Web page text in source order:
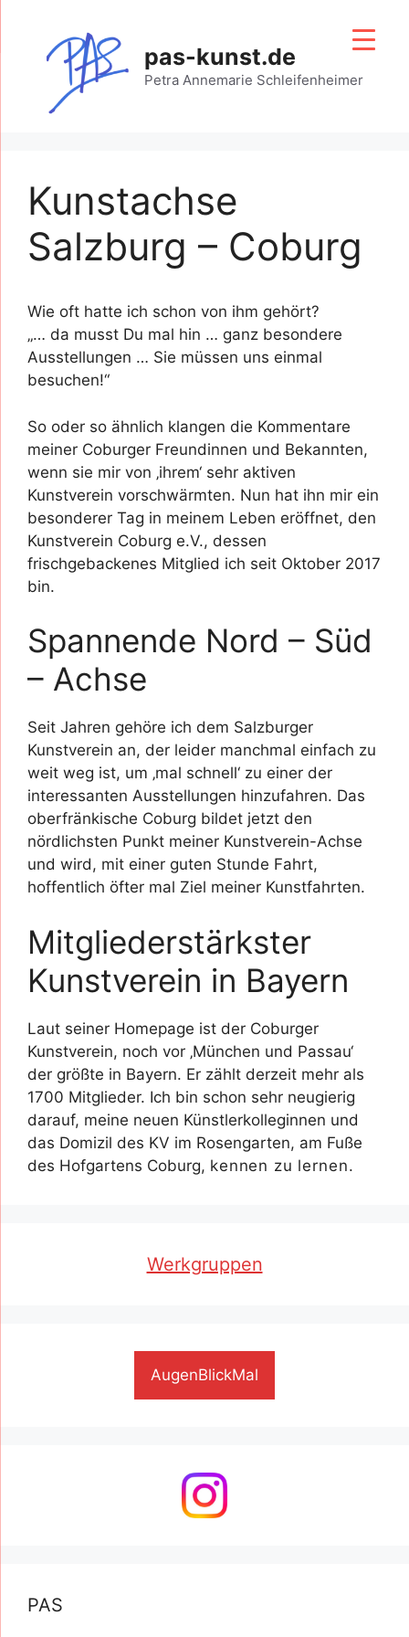
springen
pas-kunst.de
Petra Annemarie Schleifenheimer
Kunstachse
Salzburg – Coburg
Wie oft hatte ich schon von ihm gehört?
„… da musst Du mal hin … ganz besondere
Ausstellungen … Sie müssen uns einmal
besuchen!“
So oder so ähnlich klangen die Kommentare
meiner Coburger Freundinnen und Bekannten,
wenn sie mir von ‚ihrem‘ sehr aktiven
Kunstverein vorschwärmten. Nun hat ihn mir ein
besonderer Tag in meinem Leben eröffnet, den
Kunstverein Coburg e.V., dessen
frischgebackenes Mitglied ich seit Oktober 2017
bin.
Spannende Nord – Süd
– Achse
Seit Jahren gehöre ich dem Salzburger
Kunstverein an, der leider manchmal einfach zu
weit weg ist, um ‚mal schnell‘ zu einer der
interessanten Ausstellungen hinzufahren. Das
oberfränkische Coburg bildet jetzt den
nördlichsten Punkt meiner Kunstverein-Achse
und wird, mit einer guten Stunde Fahrt,
hoffentlich öfter mal Ziel meiner Kunstfahrten.
Mitgliederstärkster
Kunstverein in Bayern
Laut seiner Homepage ist der Coburger
Kunstverein, noch vor ‚München und Passau‘
der größte in Bayern. Er zählt derzeit mehr als
1700 Mitglieder. Ich bin schon sehr neugierig
darauf, meine neuen Künstlerkolleginnen und
das Domizil des KV im Rosengarten, am Fuße
des Hofgartens Coburg, kennen zu lernen.
Werkgruppen
AugenBlickMal
PAS